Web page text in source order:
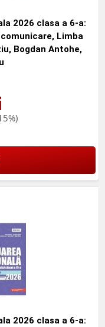
2026 clasa a 6-a:
Limba
Bogdan Antohe,
2026 clasa a 6-a: